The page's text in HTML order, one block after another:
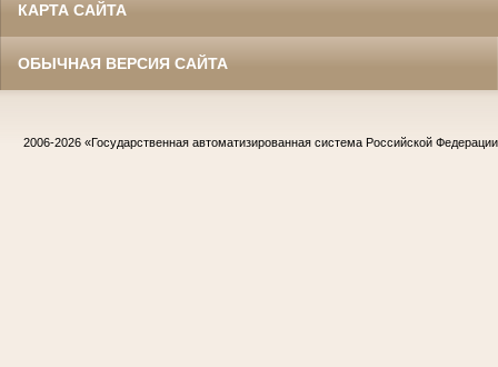
КАРТА САЙТА
ОБЫЧНАЯ ВЕРСИЯ САЙТА
2006-2026 «Государственная автоматизированная система Российской